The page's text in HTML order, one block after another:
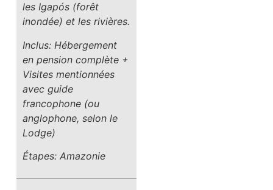
les Igapós (forêt
inondée) et les rivières.
Inclus: Hébergement
en pension complète +
Visites mentionnées
avec guide
francophone (ou
anglophone, selon le
Lodge)
Étapes: Amazonie